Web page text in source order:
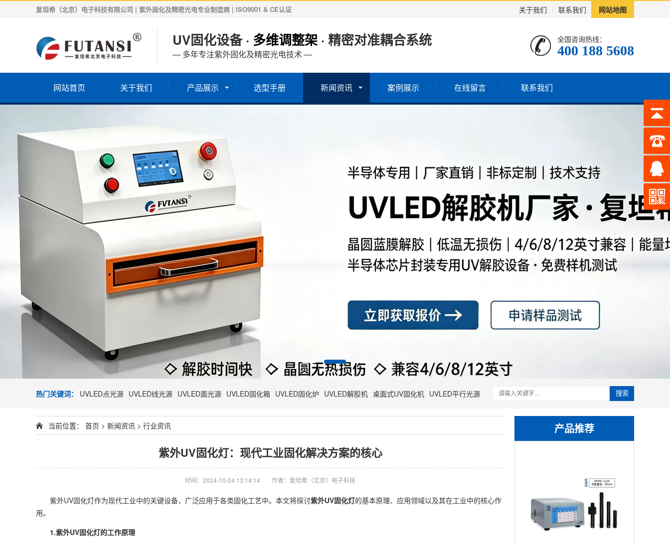
关于我们 联系我们 网站地图
复坦希（北京）电子科技有限公司 | 紫外固化及精密光电专业制造商 | ISO9001 & CE认证
UV固化设备 · 多维调整架· 精密对准耦合系统
— 多年专注紫外固化及精密光电技术 —
全国咨询热线：
400 188 5608
网站首页 关于我们 产品展示 选型手册 新闻资讯 案例展示 在线留言 联系我们
热门关键词： UVLED点光源 UVLED线光源 UVLED面光源 UVLED固化箱 UVLED固化炉 UVLED解胶机 桌面式UV固化机 UVLED平行光源 搜索
产品推荐
当前位置： 首页 > 新闻资讯 > 行业资讯
紫外UV固化灯：现代工业固化解决方案的核心
时间：2024-10-24 13:14:14 作者：复坦希（北京）电子科技
紫外UV固化灯作为现代工业中的关键设备，广泛应用于各类固化工艺中。本文将探讨紫外UV固化灯的基本原理、应用领域以及其在工业中的核心作
用。
1.紫外UV固化灯的工作原理